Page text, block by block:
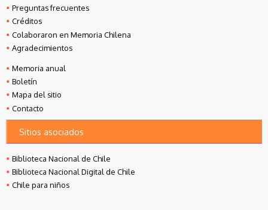
Preguntas frecuentes
Créditos
Colaboraron en Memoria Chilena
Agradecimientos
Memoria anual
Boletín
Mapa del sitio
Contacto
Sitios asociados
Biblioteca Nacional de Chile
Biblioteca Nacional Digital de Chile
Chile para niños